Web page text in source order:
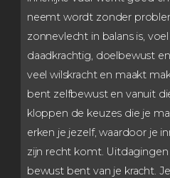
neemt wordt zonder
zonnevlecht in balans is,
daadkrachtig, doelbewust
veel wilskracht en maakt
bent zelfbewust en vanuit
kloppen de keuzes die je
erken je jezelf, waardoor je
zijn recht komt.
bewust bent van je kracht.